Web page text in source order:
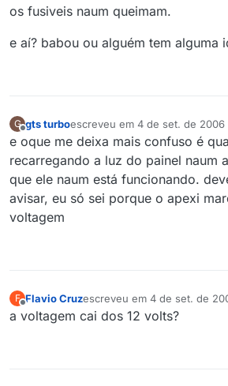
os fusiveis naum queimam.
e aí? babou ou alguém tem alguma
G gts turboescreveu em 4 de set. de 2006
última edição por
e oque me deixa mais confuso é
recarregando a luz do painel naum
que ele naum está funcionando.
avisar, eu só sei porque o apexi
voltagem
F
Offline
Flavio Cruzescreveu em 4 de set. de
última edição por
a voltagem cai dos 12 volts?